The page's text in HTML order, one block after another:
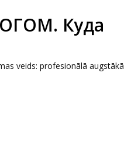
Куда
veids: profesionālā augstākā